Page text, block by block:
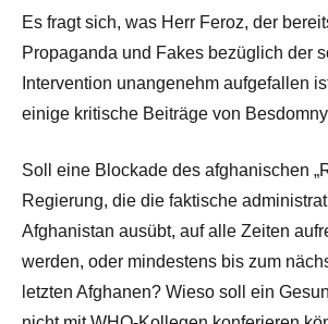
Es fragt sich, was Herr Feroz, der
Propaganda und Fakes bezüglich der
Intervention unangenehm aufgefallen
einige kritische Beiträge von
Soll eine Blockade des afghanischen
Regierung, die die faktische
Afghanistan ausübt, auf alle Zeiten
werden, oder mindestens bis zum
letzten Afghanen? Wieso soll ein